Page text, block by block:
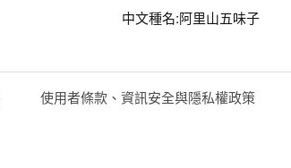
中文種名:阿里山五味子
使用者條款、資訊安全與隱私權政策